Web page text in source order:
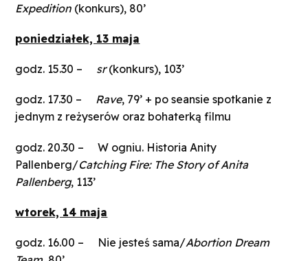
Expedition (konkurs), 80’
poniedziałek, 13 maja
godz. 15.30 – sr(konkurs), 103’
godz. 17.30 – Rave, 79’ + po seansie spotkanie z
jednym z reżyserów oraz bohaterką filmu
godz. 20.30 – W ogniu. Historia Anity
Pallenberg/Catching Fire: The Story of Anita
Pallenberg, 113’
wtorek, 14 maja
godz. 16.00 – Nie jesteś sama/Abortion Dream